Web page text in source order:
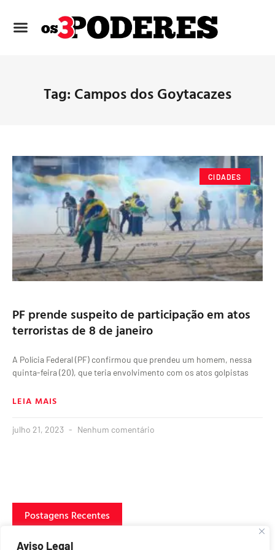
Aviso Legal
Tag: Campos dos Goytacazes
CIDADES
PF prende suspeito de participação em atos
terroristas de 8 de janeiro
A Polícia Federal (PF) confirmou que prendeu um homem, nessa
quinta-feira (20), que teria envolvimento com os atos golpistas
LEIA MAIS
julho 21, 2023 Nenhum comentário
Postagens Recentes